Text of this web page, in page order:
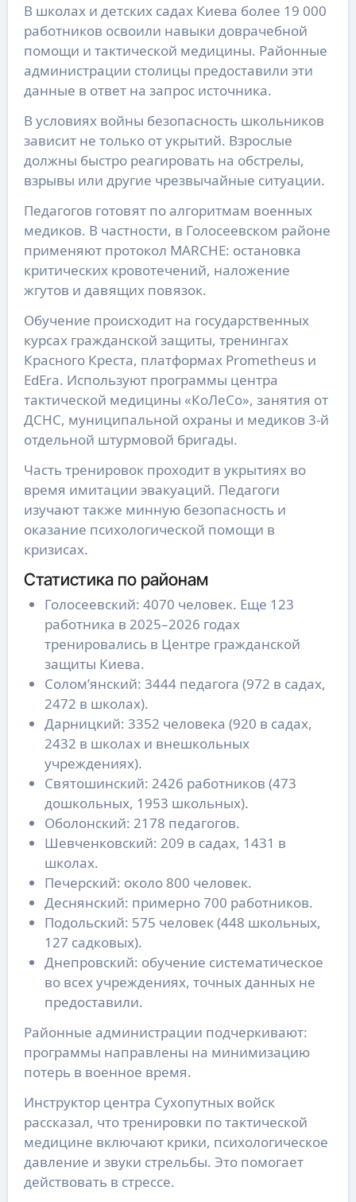
В школах и детских садах Киева более 19 000
работников освоили навыки доврачебной
помощи и тактической медицины. Районные
администрации столицы предоставили эти
данные в ответ на запрос источника.
В условиях войны безопасность школьников
зависит не только от укрытий. Взрослые
должны быстро реагировать на обстрелы,
взрывы или другие чрезвычайные ситуации.
Педагогов готовят по алгоритмам военных
медиков. В частности, в Голосеевском районе
применяют протокол MARCHE: остановка
критических кровотечений, наложение
жгутов и давящих повязок.
Обучение происходит на государственных
курсах гражданской защиты, тренингах
Красного Креста, платформах Prometheus и
EdEra. Используют программы центра
тактической медицины «КоЛеСо», занятия от
ДСНС, муниципальной охраны и медиков 3-й
отдельной штурмовой бригады.
Часть тренировок проходит в укрытиях во
время имитации эвакуаций. Педагоги
изучают также минную безопасность и
оказание психологической помощи в
кризисах.
Статистика по районам
Голосеевский: 4070 человек. Еще 123
работника в 2025–2026 годах
тренировались в Центре гражданской
защиты Киева.
Солом’янский: 3444 педагога (972 в садах,
2472 в школах).
Дарницкий: 3352 человека (920 в садах,
2432 в школах и внешкольных
учреждениях).
Святошинский: 2426 работников (473
дошкольных, 1953 школьных).
Оболонский: 2178 педагогов.
Шевченковский: 209 в садах, 1431 в
школах.
Печерский: около 800 человек.
Деснянский: примерно 700 работников.
Подольский: 575 человек (448 школьных,
127 садковых).
Днепровский: обучение систематическое
во всех учреждениях, точных данных не
предоставили.
Районные администрации подчеркивают:
программы направлены на минимизацию
потерь в военное время.
Инструктор центра Сухопутных войск
рассказал, что тренировки по тактической
медицине включают крики, психологическое
давление и звуки стрельбы. Это помогает
действовать в стрессе.